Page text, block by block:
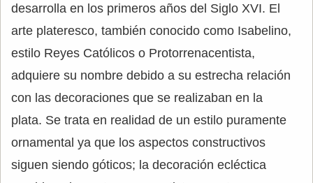
desarrolla en los primeros años del Siglo XVI. El
arte plateresco, también conocido como Isabelino,
estilo Reyes Católicos o Protorrenacentista,
adquiere su nombre debido a su estrecha relación
con las decoraciones que se realizaban en la
plata. Se trata en realidad de un estilo puramente
ornamental ya que los aspectos constructivos
siguen siendo góticos; la decoración ecléctica